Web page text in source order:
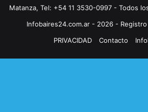
Matanza, Tel: +54 11 3530-0997 - Todos
Infobaires24.com.ar - 2026 -
PRIVACIDAD
Contacto